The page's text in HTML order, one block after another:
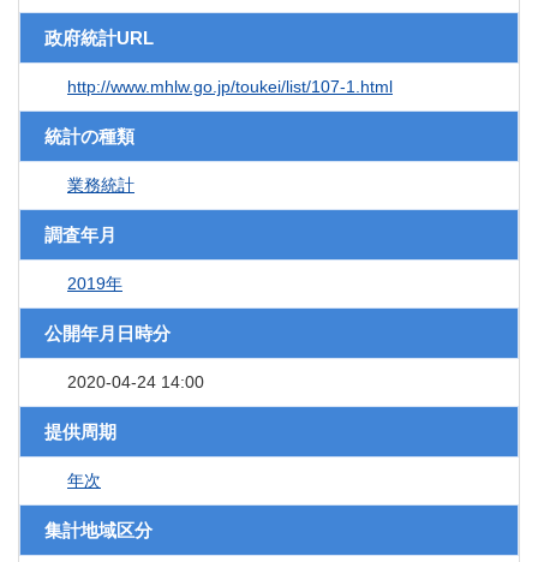
政府統計URL
http://www.mhlw.go.jp/toukei/list/107-1.html
統計の種類
業務統計
調査年月
2019年
公開年月日時分
2020-04-24 14:00
提供周期
年次
集計地域区分